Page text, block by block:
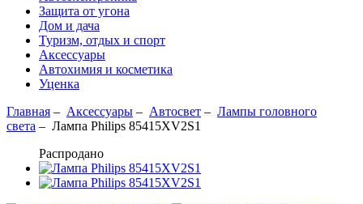
Защита от угона
Дом и дача
Туризм, отдых и спорт
Аксессуары
Автохимия и косметика
Уценка
Главная – Аксессуары – Aвтосвет – Лампы головного
света – Лампа Philips 85415XV2S1
Распродано